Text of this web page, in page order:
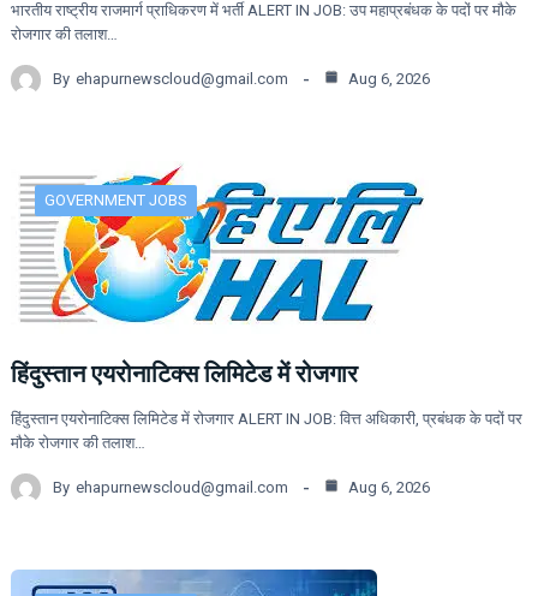
भारतीय राष्ट्रीय राजमार्ग प्राधिकरण में भर्ती ALERT IN JOB: उप महाप्रबंधक के पदों पर मौके
रोजगार की तलाश…
By ehapurnewscloud@gmail.com Aug 6, 2026
GOVERNMENT JOBS
हिंदुस्तान एयरोनाटिक्स लिमिटेड में रोजगार
हिंदुस्तान एयरोनाटिक्स लिमिटेड में रोजगार ALERT IN JOB: वित्त अधिकारी, प्रबंधक के पदों पर
मौके रोजगार की तलाश…
By ehapurnewscloud@gmail.com Aug 6, 2026